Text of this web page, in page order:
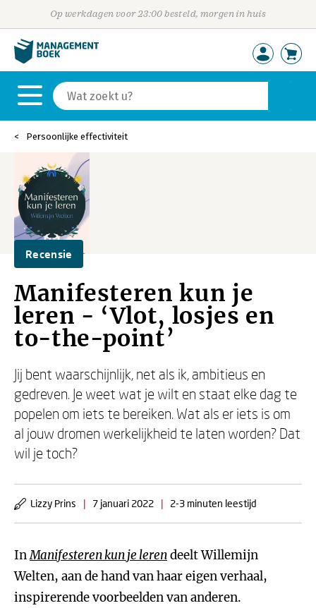
Op werkdagen voor 23:00 besteld, morgen in huis
Persoonlijke effectiviteit
Recensie
Manifesteren kun je
leren - ‘Vlot, losjes en
to-the-point’
Jij bent waarschijnlijk, net als ik, ambitieus en
gedreven. Je weet wat je wilt en staat elke dag te
popelen om iets te bereiken. Wat als er iets is om
al jouw dromen werkelijkheid te laten worden? Dat
wil je toch?
Lizzy Prins | 7 januari 2022 | 2-3 minuten leestijd
InManifesteren kun je lerendeelt Willemijn
Welten, aan de hand van haar eigen verhaal,
inspirerende voorbeelden van anderen.